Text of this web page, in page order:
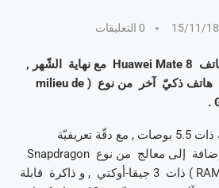
15/11/18 0 التعليقات
إذن , و بينما كنّا ننتظر هاتف Huawei Mate 8 مع نهاية الشّهر ,
خيّر المصنّع الكشف عن هاتف ذكيّ آخر من نوع ( milieu de
هذا الهاتف مزوّد بشاشة ذات 5.5 بوصات , مع دقّة تعريفيّة
ب1920 * 1080 بيكسل إضافة إلى معالج من نوع Snapdragon
615 و ذاكرة عشوائيّة ( RAM ) ذات 3 جيقا-أوكتي , و ذاكرة قابلة